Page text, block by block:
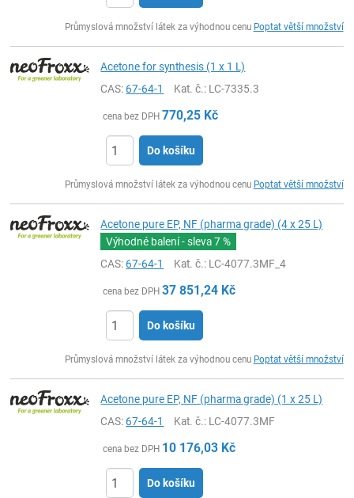
Průmyslová množství látek za výhodnou cenu Poptat větší množství
Acetone for synthesis (1 x 1 L)
CAS:67-64-1 Kat. č.: LC-7335.3
cena bez DPH 770,25 Kč
Do košíku
Průmyslová množství látek za výhodnou cenu Poptat větší množství
Acetone pure EP, NF (pharma grade) (4 x 25 L)
Výhodné balení - sleva7 %
CAS:67-64-1 Kat. č.: LC-4077.3MF_4
cena bez DPH 37 851,24 Kč
Do košíku
Průmyslová množství látek za výhodnou cenu Poptat větší množství
Acetone pure EP, NF (pharma grade) (1 x 25 L)
CAS:67-64-1 Kat. č.: LC-4077.3MF
cena bez DPH 10 176,03 Kč
Do košíku